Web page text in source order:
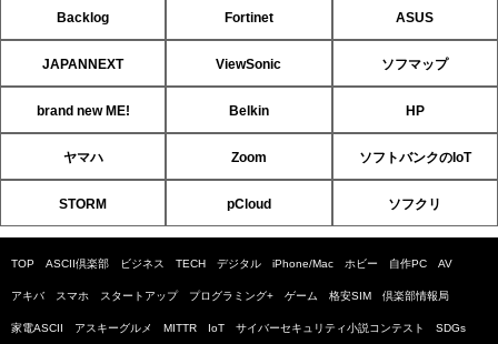
Backlog Fortinet ASUS
JAPANNEXT ViewSonic ソフマップ
brand new ME! Belkin HP
ヤマハ Zoom ソフトバンクのIoT
STORM pCloud ソフクリ
TOP ASCII倶楽部 ビジネス TECH デジタル iPhone/Mac ホビー 自作PC AV
アキバ スマホ スタートアップ プログラミング+ ゲーム 格安SIM 倶楽部情報局
家電ASCII アスキーグルメ MITTR IoT サイバーセキュリティ小説コンテスト SDGs